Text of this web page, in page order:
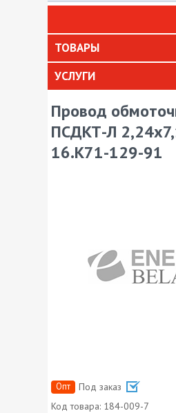
ТОВАРЫ
УСЛУГИ
Провод
ПСДКТ-Л
16.К71-129-91
Опт
Под заказ
Код товара: 184-009-7